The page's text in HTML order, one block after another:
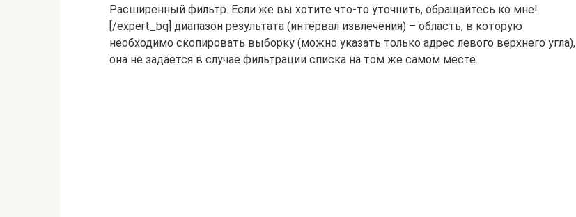
Расширенный фильтр. Если же вы хотите что-то уточнить, обращайтесь ко мне!
[/expert_bq] диапазон результата (интервал извлечения) – область, в которую
необходимо скопировать выборку (можно указать только адрес левого верхнего угла),
она не задается в случае фильтрации списка на том же самом месте.